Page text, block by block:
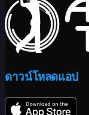
ดาวน์โหลดแอป